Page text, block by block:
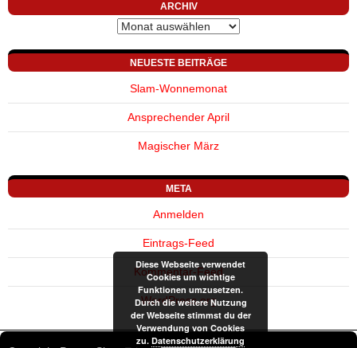
ARCHIV
Archiv
NEUESTE BEITRÄGE
Slam-Wonnemonat
Ansprechender April
Magischer März
META
Anmelden
Eintrags-Feed
Kommentar-Feed
WordPress.org
Diese Webseite verwendet
Cookies um wichtige
Funktionen umzusetzen.
Durch die weitere Nutzung
der Webseite stimmst du der
Verwendung von Cookies
zu. Datenschutzerklärung